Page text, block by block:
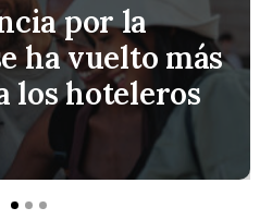
por la
ha vuelto más
los hoteleros